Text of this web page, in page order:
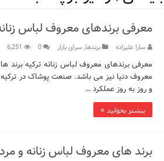
ویژگی‌های مثبت شخصیت در
موزه افسانه‌های کارتال
معرفی برندهای معروف لباس
سارا علیزاده برندها, سرای بازار 0
6,251
معرفی برندهای معروف لباس زنانه ترکیه برند
معروف دنیا نیز می باشد. صنعت پوشاک در
و روز به روز عملکرد …
بیشتر بخوانید »
برند های معروف لباس زنانه و